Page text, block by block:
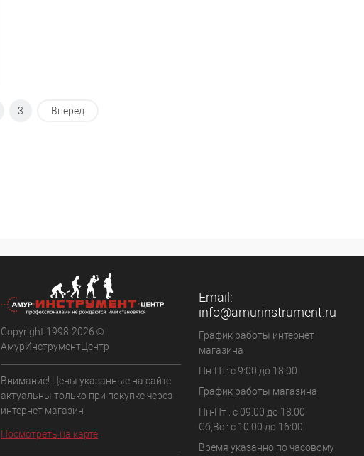
3 Вперед
Copyright 1998-2026 ©
АмурИнструментЦентр
Внимание! Цены указанные на сайте
актуальны только при покупке через
интернет магазин
Посмотреть на карте
Email:
info@amurinstrument.ru
График работы интернет
магазина
Пн-Пт: с 9:00 до 18:00
График работы магазина
Пн-Пт : с 09:00 до 18:00
Сб,Вс : c 10:00 до 16:00
Время указанно по часовому